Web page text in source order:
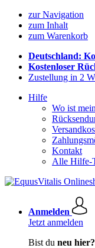
zur Navigation
zum Inhalt
zum Warenkorb
Deutschland:
Kostenloser
Zustellung in 2
Hilfe
Wo ist
Kontakt
Alle Hilfe-
Anmelden
Jetzt anmelden
Bist du neu hier?